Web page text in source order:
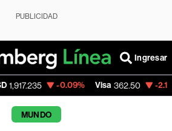
PUBLICIDAD
Ingresar
-0.09% Visa 362.50 -2.15%
MUNDO